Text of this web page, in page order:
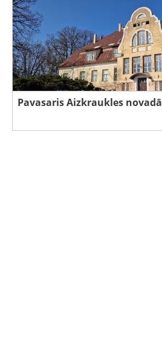
Pavasaris Aizkraukles novadā